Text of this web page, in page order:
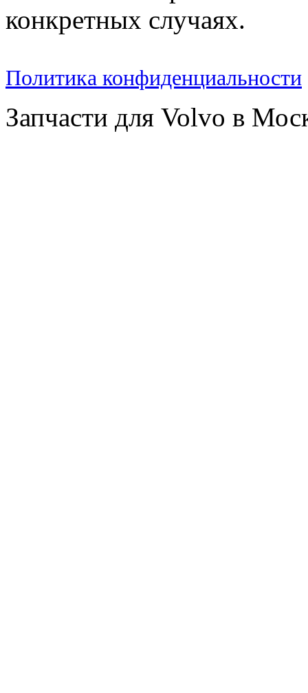
конкретных случаях.
Политика конфиденциальности
Запчасти для Volvo в